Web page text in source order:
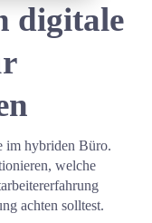
digitale
im hybriden Büro.
welche
achten solltest.